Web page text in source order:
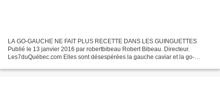
LA GO-GAUCHE NE FAIT PLUS RECETTE DANS LES GUINGUETTES
Publié le 13 janvier 2016 par robertbibeau Robert Bibeau. Directeur.
Les7duQuébec.com Elles sont désespérées la gauche caviar et la go-